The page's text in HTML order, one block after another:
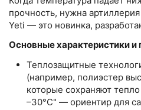
прочность, нужна
Yeti — это новинка,
Основные характеристики
Теплозащитные
(например, полиэстер
которые сохраняют
–30°C" — ориентир для